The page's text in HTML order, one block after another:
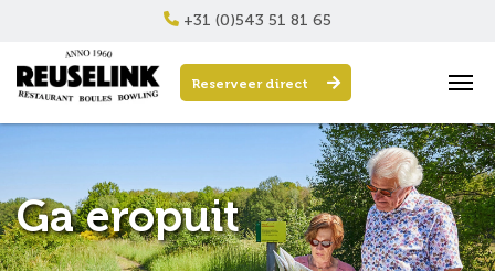
+31 (0)543 51 81 65
Reserveer direct
Ga eropuit